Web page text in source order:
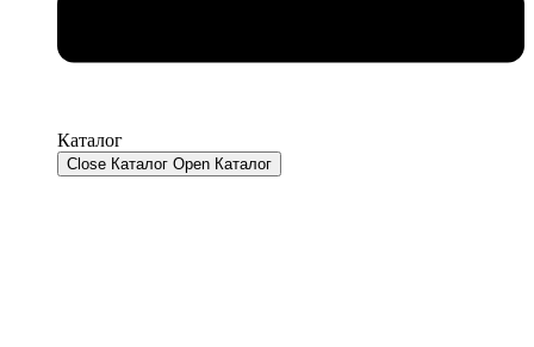
Каталог
Close Каталог Open Каталог